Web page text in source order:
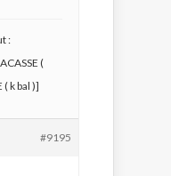
:
(
k bal )]
#9195